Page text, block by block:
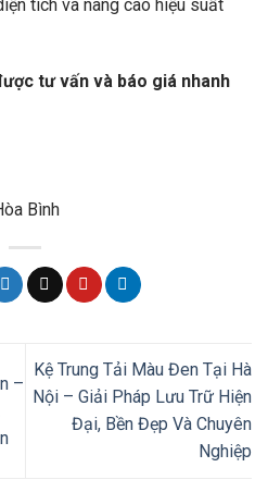
tích và nâng cao hiệu suất
tư vấn và báo giá nhanh
–
Kệ Trung Tải Màu Đen Tại Hà
Nội – Giải Pháp Lưu Trữ Hiện
Đại, Bền Đẹp Và Chuyên
Nghiệp